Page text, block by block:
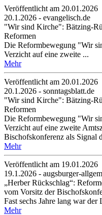
Veröffentlicht am 20­.01.2026
20.1.2026 - evangelisch.de
"Wir sind Kirche": Bätzing-
Reformen
Die Reformbewegung "Wir
Verzicht auf eine zweite ...
Mehr
Veröffentlicht am 20­.01.2026
20.1.2026 - sonntagsblatt.de
"Wir sind Kirche": Bätzing-
Reformen
Die Reformbewegung "Wir
Verzicht auf eine zweite
Bischofskonferenz als Signal
Mehr
Veröffentlicht am 19­.01.2026
19.1.2026 - augsburger-
„Herber Rückschlag“:
vom Vorsitz der
Fast sechs Jahre lang war
Mehr